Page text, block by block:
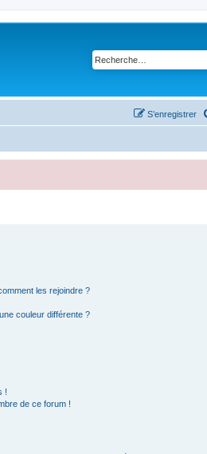
S’enregistrer
les rejoindre ?
couleur différente ?
!
de ce forum !